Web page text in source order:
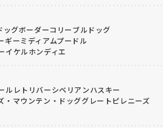
ッグボーダーコリーブルドッグ
ギーミディアムプードル
イケルホンディエ
ルレトリバーシベリアンハスキー
・マウンテン・ドッググレートピレニーズ